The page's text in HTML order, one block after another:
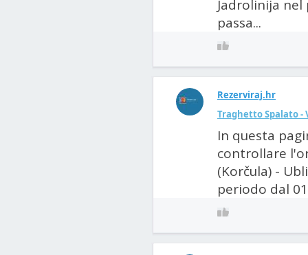
Jadrolinija
passa...
Rezerviraj.hr
Traghetto Spalato -
In questa
controllare
(Korčula) -
periodo dal